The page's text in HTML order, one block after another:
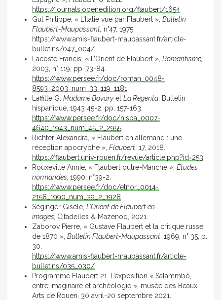
https://journals.openedition.org/flaubert/1654
Gut Philippe, « L’Italie vue par Flaubert », Bulletin
Flaubert-Maupassant, n°47, 1975.
https://www.amis-flaubert-maupassant.fr/article-
bulletins/047_004/
Lacoste Francis, « L’Orient de Flaubert », Romantisme,
2003, n° 119, pp. 73-84.
https://www.persee.fr/doc/roman_0048-
8593_2003_num_33_119_1181
Laffitte G. Madame Bovary et La Regenta , Bulletin
hispanique, 1943 45-2, pp. 157-163.
https://www.persee.fr/doc/hispa_0007-
4640_1943_num_45_2_2955
Richter Alexandra, « Flaubert en allemand : une
réception apocryphe », Flaubert , 17, 2018.
https://flaubert.univ-rouen.fr/revue/article.php?id=253
Rouxeville Annie, « Flaubert outre-Manche », Études
normandes, 1990, n°39-2.
https://www.persee.fr/doc/etnor_0014-
2158_1990_num_39_2_1928
Séginger Gisèle, L’Orient de Flaubert en
images, Citadelles & Mazenod, 2021.
Zaborov Pierre, « Gustave Flaubert et la critique russe
de 1870 », Bulletin Flaubert-Maupassant , 1969, n° 35, p.
30.
https://www.amis-flaubert-maupassant.fr/article-
bulletins/035_030/
Programme Flaubert 21. L’exposition « Salammbô,
entre imaginaire et archéologie », musée des Beaux-
Arts de Rouen, 30 avril-20 septembre 2021.